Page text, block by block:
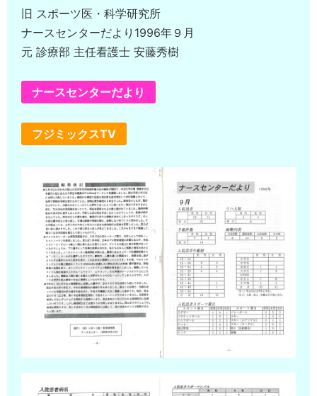
旧 スポーツ医・科学研究所
ナースセンターだより1996年９月
元 診療部 主任看護士 安藤秀樹
ナースセンターだより
フジミックスTV